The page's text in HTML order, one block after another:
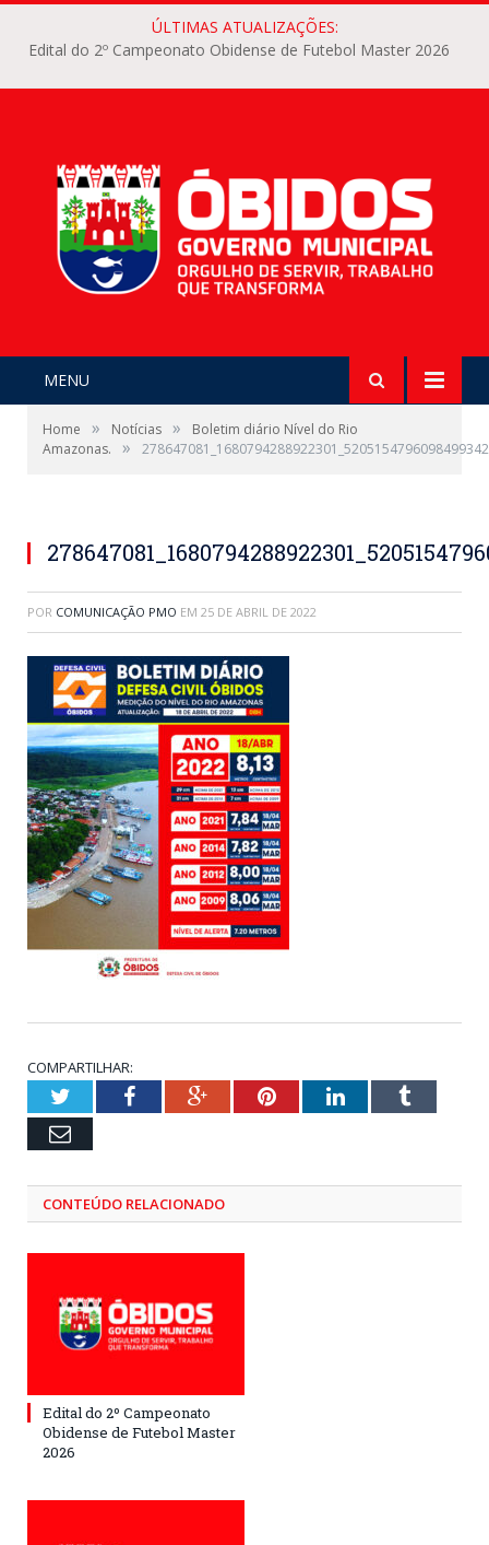
ÚLTIMAS ATUALIZAÇÕES:
Edital do 2º Campeonato Obidense de Futebol Master 2026
MENU
Home » Notícias »
Boletim diário Nível do Rio
Amazonas.
»
POR COMUNICAÇÃO PMO EM 25 DE ABRIL DE 2022
COMPARTILHAR:
TwitterFacebookGoogle+PinterestLinkedInTumblr
Email
CONTEÚDO RELACIONADO
Edital do 2º Campeonato
Obidense de Futebol Master
2026